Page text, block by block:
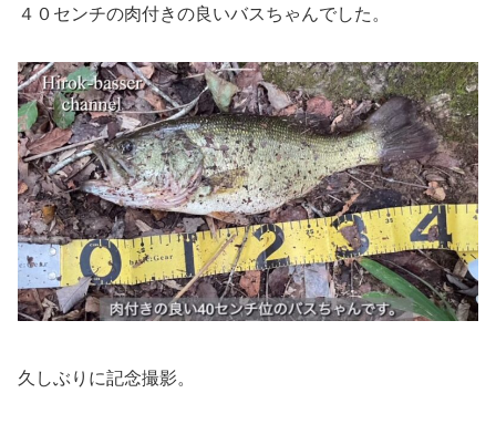
４０センチの肉付きの良いバスちゃんでした。
久しぶりに記念撮影。